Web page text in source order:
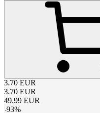
3.70 EUR
3.70 EUR
49.99 EUR
-93%